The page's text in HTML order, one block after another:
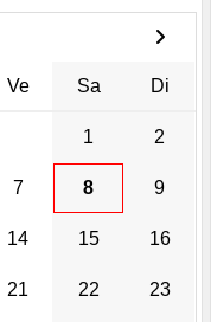
Ve Sa Di
1 2
7 8 9
14 15 16
21 22 23